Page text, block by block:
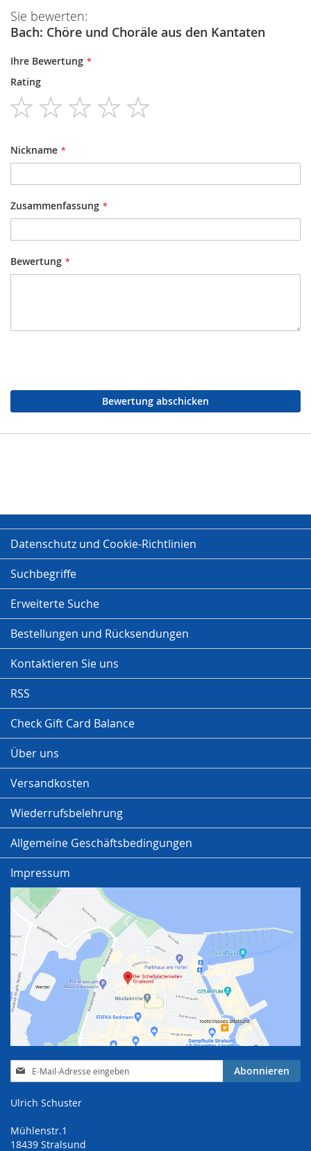
Sie bewerten:
Bach: Chöre und Choräle aus den Kantaten
Ihre Bewertung
Rating
1
star
2
stars
3
stars
4
stars
Nickname
Zusammenfassung
Bewertung
Bewertung abschicken
Datenschutz und Cookie-Richtlinien
Suchbegriffe
Erweiterte Suche
Bestellungen und Rücksendungen
Kontaktieren Sie uns
RSS
Check Gift Card Balance
Über uns
Versandkosten
Wiederrufsbelehrung
Allgemeine Geschäftsbedingungen
Impressum
Anmeldung
zum
Abonnieren
Ulrich Schuster
Mühlenstr.1
18439 Stralsund